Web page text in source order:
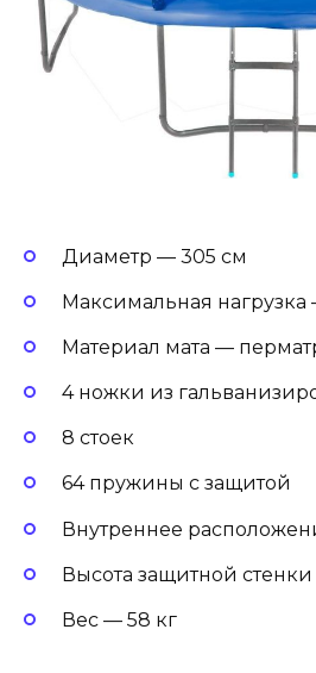
Диаметр — 305 см
Максимальная нагрузка
Материал мата —
4 ножки из
8 стоек
64 пружины с защитой
Внутреннее
Высота защитной
Вес — 58 кг